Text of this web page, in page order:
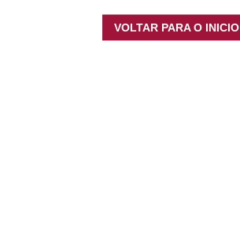
VOLTAR PARA O INICIO